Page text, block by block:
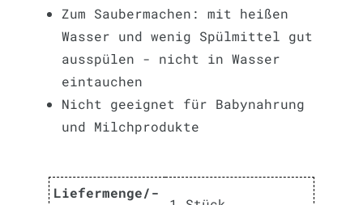
Zum Saubermachen: mit heißen
Wasser und wenig Spülmittel gut
ausspülen - nicht in Wasser
eintauchen
Nicht geeignet für Babynahrung
und Milchprodukte
Liefermenge/-